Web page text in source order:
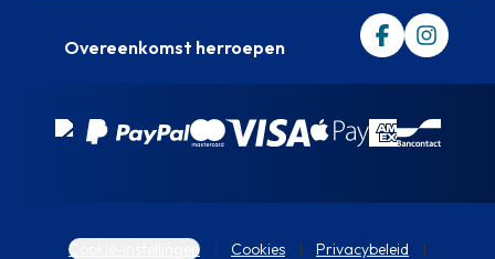
Overeenkomst herroepen
Cookie-instellingen Cookies Privacybeleid